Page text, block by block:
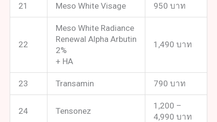
21 Meso White Visage 950 บาท
22
Meso White Radiance
Renewal Alpha Arbutin
2%
+ HA
1,490 บาท
23 Transamin 790 บาท
24 Tensonez
1,200 –
4,990 บาท